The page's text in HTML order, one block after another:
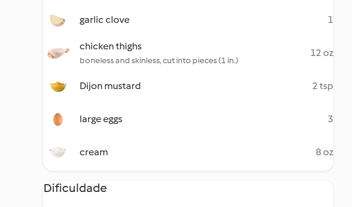
garlic clove 1
chicken thighs
boneless and skinless, cut into pieces (1 in.)
12 oz
Dijon mustard 2 tsp
large eggs 3
cream 8 oz
Dificuldade